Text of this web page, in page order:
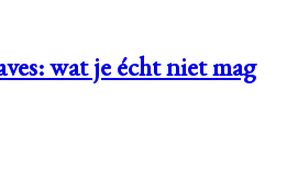
wat je écht niet mag